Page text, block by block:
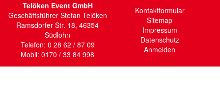
Telöken Event GmbH
Geschäftsführer Stefan Telöken
Ramsdorfer Str. 18, 46354
Südlohn
Telefon: 0 28 62 / 87 09
Mobil: 0170 / 33 84 998
Kontaktformular
Sitemap
Impressum
Datenschutz
Anmelden